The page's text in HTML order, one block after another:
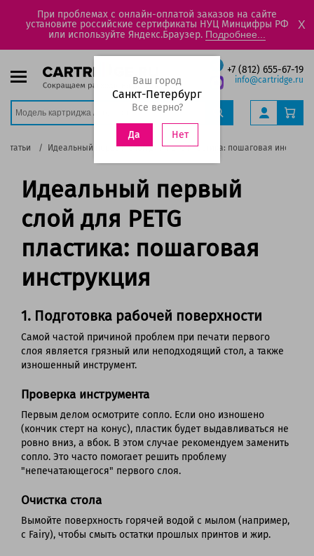
При проблемах с онлайн-оплатой заказов на сайте
установите российские сертификаты НУЦ Минцифры РФ
или используйте Яндекс.Браузер. Подробнее...
X
+7 (812) 655-67-19
info@cartridge.ru
Ваш город
Санкт-Петербург
Все верно?
Да Нет
Статьи Идеальный первый слой для PETG пластика: пошаговая
Идеальный первый
слой для PETG
пластика: пошаговая
инструкция
1. Подготовка рабочей поверхности
Самой частой причиной проблем при печати первого
слоя является грязный или неподходящий стол, а также
изношенный инструмент.
Проверка инструмента
Первым делом осмотрите сопло. Если оно изношено
(кончик стерт на конус), пластик будет выдавливаться не
ровно вниз, а вбок. В этом случае рекомендуем заменить
сопло. Это часто помогает решить проблему
"непечатающегося" первого слоя.
Очистка стола
Вымойте поверхность горячей водой с мылом (например,
с Fairy), чтобы смыть остатки прошлых принтов и жир.